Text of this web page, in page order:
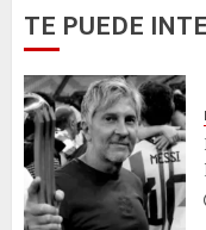
TE PUEDE